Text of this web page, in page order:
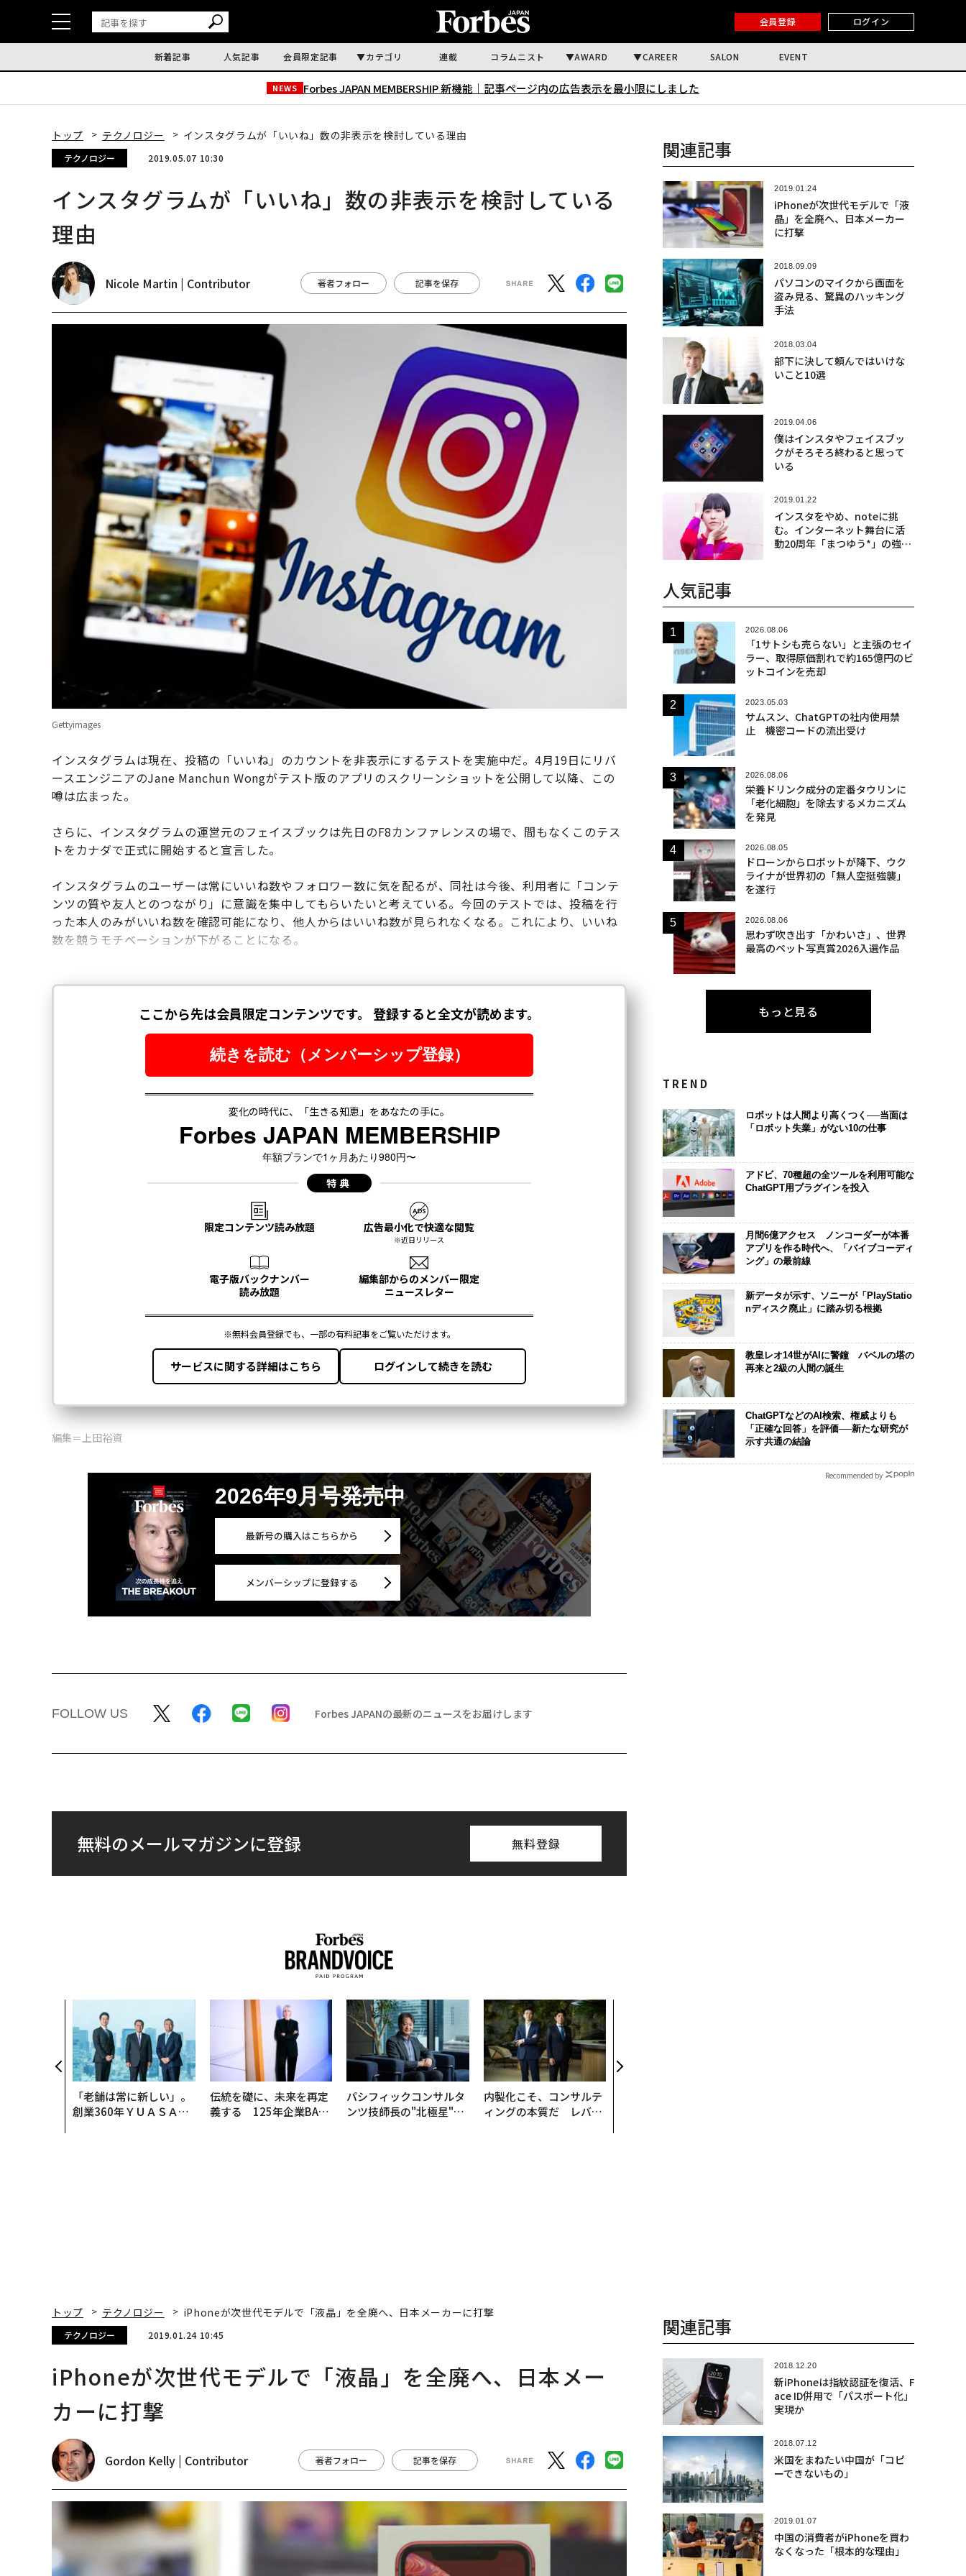
会員登録 ログイン
新着記事 人気記事 会員限定記事 カテゴリ 連載 コラムニスト AWARD CAREER SALON EVENT
NEWS Forbes JAPAN MEMBERSHIP 新機能｜ 記事ページ内の広告表示を最小限にしました
トップ テクノロジー インスタグラムが「いいね」数の非表示を検討している理由
テクノロジー 2019.05.07 10:30
インスタグラムが「いいね」数の非表示を検討している
理由
Nicole Martin | Contributor 著者フォロー 記事を保存
Gettyimages
インスタグラムは現在、投稿の「いいね」のカウントを非表示にするテストを実施中だ。4月19日にリバ
ースエンジニアのJane Manchun Wongがテスト版のアプリのスクリーンショットを公開して以降、この
噂は広まった。
さらに、インスタグラムの運営元のフェイスブックは先日のF8カンファレンスの場で、間もなくこのテス
トをカナダで正式に開始すると宣言した。
インスタグラムのユーザーは常にいいね数やフォロワー数に気を配るが、同社は今後、利用者に「コンテ
ンツの質や友人とのつながり」に意識を集中してもらいたいと考えている。今回のテストでは、投稿を行
った本人のみがいいね数を確認可能になり、他人からはいいね数が見られなくなる。これにより、いいね
数を競うモチベーションが下がることになる。
編集＝上田裕資
2026年9月号発売中
最新号の購入はこちらから
メンバーシップに登録する
FOLLOW US Forbes JAPANの最新のニュースをお届けします
無料のメールマガジンに登録 無料登録
「老舗は常に新しい」。
創業360年ＹＵＡＳＡと
伝統を礎に、未来を再定
義する 125年企業BAT
パシフィックコンサルタ
ンツ技師長の"北極星"。
内製化こそ、コンサルテ
ィングの本質だ レバレ
関連記事
2019.01.24
iPhoneが次世代モデルで「液
晶」を全廃へ、日本メーカー
に打撃
2018.09.09
パソコンのマイクから画面を
盗み見る、驚異のハッキング
手法
2018.03.04
部下に決して頼んではいけな
いこと10選
2019.04.06
僕はインスタやフェイスブッ
クがそろそろ終わると思って
いる
2019.01.22
インスタをやめ、noteに挑
む。インターネット舞台に活
動20周年「まつゆう*」の強さ
人気記事
2026.08.06
「1サトシも売らない」と主張のセイ
ラー、取得原価割れで約165億円のビ
ットコインを売却
2023.05.03
サムスン、ChatGPTの社内使用禁
止 機密コードの流出受け
2026.08.06
栄養ドリンク成分の定番タウリンに
「老化細胞」を除去するメカニズム
を発見
2026.08.05
ドローンからロボットが降下、ウク
ライナが世界初の「無人空挺強襲」
を遂行
2026.08.06
思わず吹き出す「かわいさ」、世界
最高のペット写真賞2026入選作品
もっと見る
TREND
ロボットは人間より高くつく──当面は
「ロボット失業」がない10の仕事
アドビ、70種超の全ツールを利用可能な
ChatGPT用プラグインを投入
月間6億アクセス ノンコーダーが本番
アプリを作る時代へ、「バイブコーディ
ング」の最前線
新データが示す、ソニーが「PlayStatio
nディスク廃止」に踏み切る根拠
教皇レオ14世がAIに警鐘 バベルの塔の
再来と2級の人間の誕生
ChatGPTなどのAI検索、権威よりも
「正確な回答」を評価──新たな研究が
示す共通の結論
Recommended by
トップ テクノロジー iPhoneが次世代モデルで「液晶」を全廃へ、日本メーカーに打撃
テクノロジー 2019.01.24 10:45
iPhoneが次世代モデルで「液晶」を全廃へ、日本メー
カーに打撃
Gordon Kelly | Contributor 著者フォロー 記事を保存
関連記事
2018.12.20
新iPhoneは指紋認証を復活、F
ace ID併用で「パスポート化」
実現か
2018.07.12
米国をまねたい中国が「コピ
ーできないもの」
2019.01.07
中国の消費者がiPhoneを買わ
なくなった「根本的な理由」